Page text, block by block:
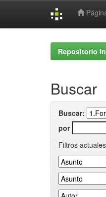
Repositorio
Buscar
Buscar:
por
Filtros